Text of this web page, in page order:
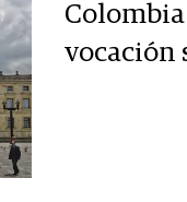
vocación